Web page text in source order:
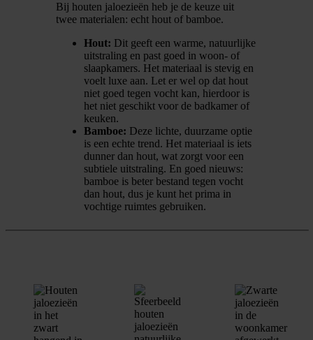
Bij houten jaloezieën heb je de keuze uit
twee materialen: echt hout of bamboe.
Hout: Dit geeft een warme, natuurlijke
uitstraling en past goed in woon- of
slaapkamers. Het materiaal is stevig en
voelt luxe aan. Let er wel op dat hout
niet goed tegen vocht kan, hierdoor is
het niet geschikt voor de badkamer of
keuken.
Bamboe: Deze lichte, duurzame optie
is een echte trend. Het materiaal is iets
dunner dan hout, wat zorgt voor een
subtiele uitstraling. En goed nieuws:
bamboe is beter bestand tegen vocht
dan hout, dus je kunt het prima in
vochtige ruimtes gebruiken.